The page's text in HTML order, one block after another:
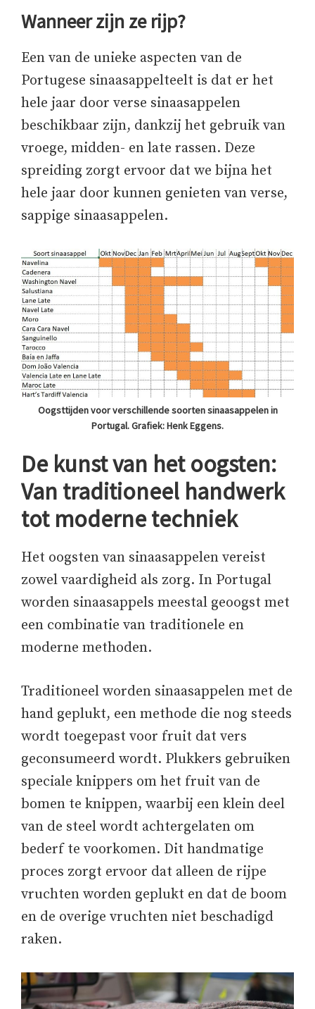
Wanneer zijn ze rijp?
Een van de unieke aspecten van de
Portugese sinaasappelteelt is dat er het
hele jaar door verse sinaasappelen
beschikbaar zijn, dankzij het gebruik van
vroege, midden- en late rassen. Deze
spreiding zorgt ervoor dat we bijna het
hele jaar door kunnen genieten van verse,
sappige sinaasappelen.
Oogsttijden voor verschillende soorten sinaasappelen in
Portugal. Grafiek: Henk Eggens.
De kunst van het oogsten:
Van traditioneel handwerk
tot moderne techniek
Het oogsten van sinaasappelen vereist
zowel vaardigheid als zorg. In Portugal
worden sinaasappels meestal geoogst met
een combinatie van traditionele en
moderne methoden.
Traditioneel worden sinaasappelen met de
hand geplukt, een methode die nog steeds
wordt toegepast voor fruit dat vers
geconsumeerd wordt. Plukkers gebruiken
speciale knippers om het fruit van de
bomen te knippen, waarbij een klein deel
van de steel wordt achtergelaten om
bederf te voorkomen. Dit handmatige
proces zorgt ervoor dat alleen de rijpe
vruchten worden geplukt en dat de boom
en de overige vruchten niet beschadigd
raken.